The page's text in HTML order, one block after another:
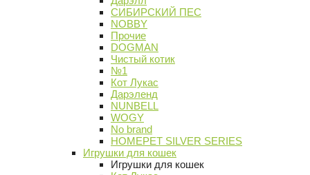
СИБИРСКИЙ ПЕС
NOBBY
Прочие
DOGMAN
Чистый котик
№1
Кот Лукас
Дарэленд
NUNBELL
WOGY
No brand
HOMEPET SILVER SERIES
Игрушки для кошек
Игрушки для кошек